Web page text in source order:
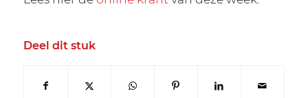
Deel dit stuk